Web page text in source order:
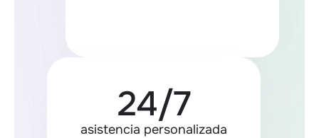
24/7
asistencia personalizada